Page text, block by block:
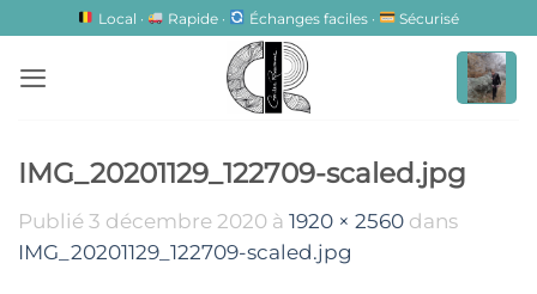
contenu
Local · Rapide · Échanges faciles · Sécurisé
IMG_20201129_122709-scaled.jpg
Publié 3 décembre 2020 à 1920 × 2560 dans
IMG_20201129_122709-scaled.jpg